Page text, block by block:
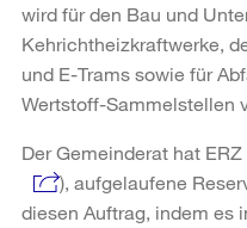
wird für den Bau und
Kehrichtheizkraftwerke,
und E-Trams sowie für
Wertstoff-Sammelstellen
Der Gemeinderat hat
), aufgelaufene
diesen Auftrag, indem es